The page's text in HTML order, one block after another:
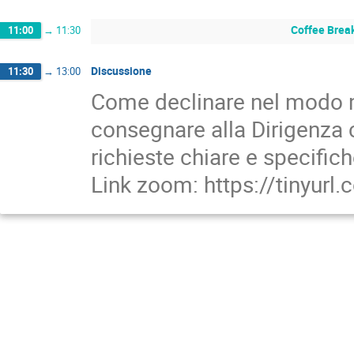
11:00 → 11:30 Coffee
11:30 → 13:00 Discussione
Come declinare nel
consegnare alla
richieste chiare e
Link zoom: https://